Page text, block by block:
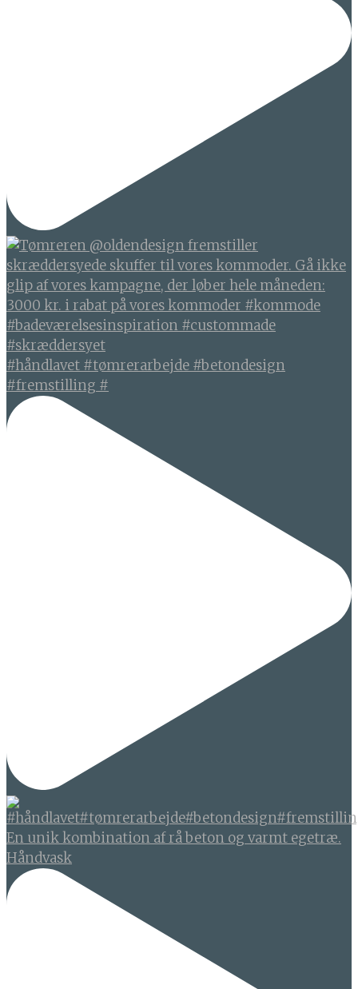
#håndlavet #tømrerarbejde #betondesign
#fremstilling #
En unik kombination af rå beton og varmt egetræ.
Håndvask